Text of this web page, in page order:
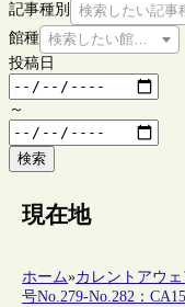
記事種別
検索したい記事
館種 検索したい館種を選
投稿日
～
検索
現在地
ホーム»カレントアウ
号No.279-No.282：